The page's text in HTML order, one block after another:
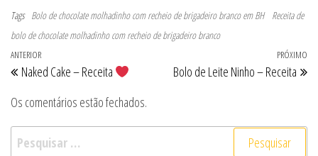
Tags Bolo de chocolate molhadinho com recheio de brigadeiro branco em BH
Receita de
bolo de chocolate molhadinho com recheio de brigadeiro branco
Navegação de Post
Post anterior
ANTERIOR
Naked Cake – Receita
PRÓXIMO
Bolo de Leite Ninho – Receita
Os comentários estão fechados.
Pesquisar por: